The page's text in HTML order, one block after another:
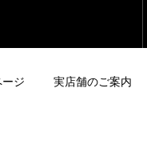
ジ 実店舗のご案内